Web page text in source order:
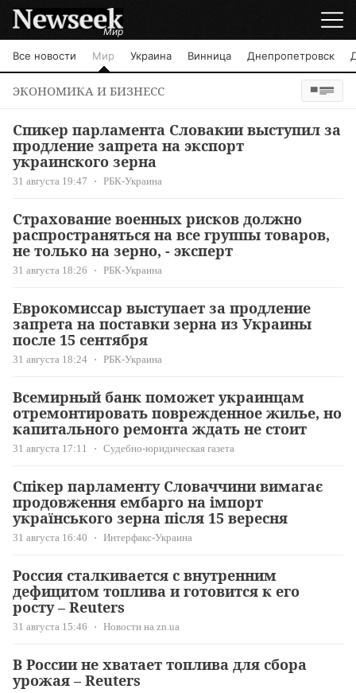
Мир
Все новости Мир Украина Винница Днепропетровск
ЭКОНОМИКА И БИЗНЕСС
Спикер парламента Словакии выступил за
продление запрета на экспорт
украинского зерна
31 августа 19:47 РБК-Украина
Страхование военных рисков должно
распространяться на все группы товаров,
не только на зерно, - эксперт
31 августа 18:26 РБК-Украина
Еврокомиссар выступает за продление
запрета на поставки зерна из Украины
после 15 сентября
31 августа 18:24 РБК-Украина
Всемирный банк поможет украинцам
отремонтировать поврежденное жилье, но
капитального ремонта ждать не стоит
31 августа 17:11 Судебно-юридическая газета
Спікер парламенту Словаччини вимагає
продовження ембарго на імпорт
українського зерна після 15 вересня
31 августа 16:40 Интерфакс-Украина
Россия сталкивается с внутренним
дефицитом топлива и готовится к его
росту – Reuters
31 августа 15:46 Новости на zn.ua
В России не хватает топлива для сбора
урожая – Reuters